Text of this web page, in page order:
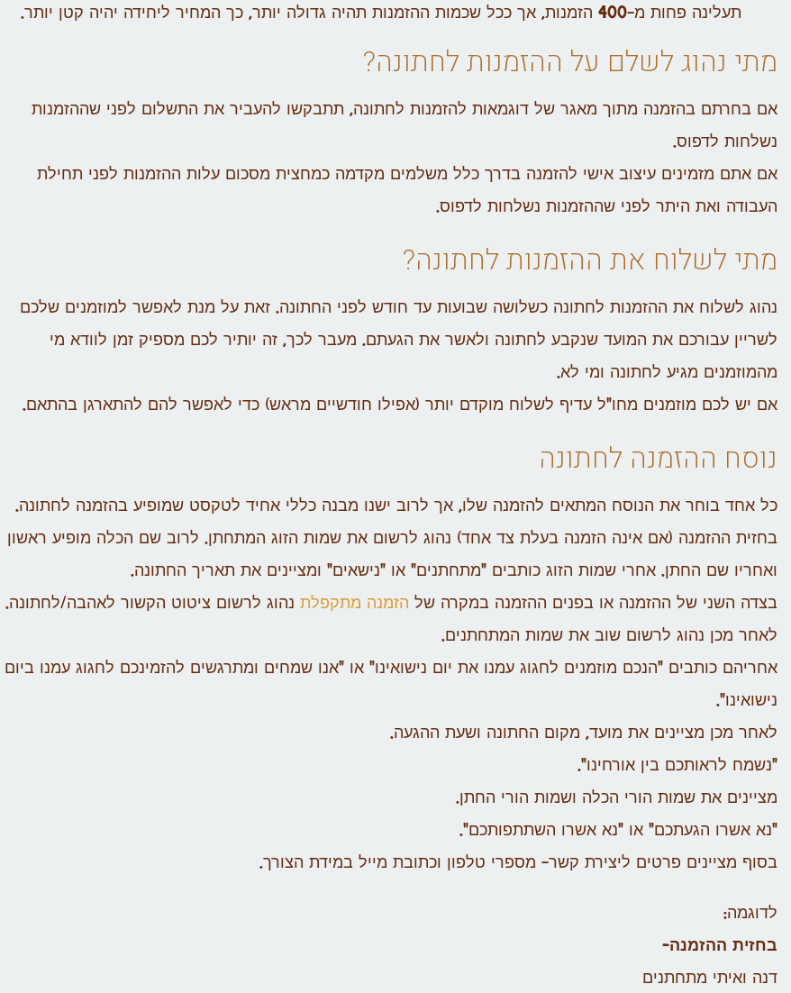
תעלינה פחות מ-400 הזמנות, אך ככל שכמות ההזמנות תהיה גדולה יותר, כך המחיר ליחידה יהיה קטן יותר.
מתי נהוג לשלם על ההזמנות לחתונה?
אם בחרתם בהזמנה מתוך מאגר של דוגמאות להזמנות לחתונה, תתבקשו להעביר את התשלום לפני שההזמנות
נשלחות לדפוס.
אם אתם מזמינים עיצוב אישי להזמנה בדרך כלל משלמים מקדמה כמחצית מסכום עלות ההזמנות לפני תחילת
העבודה ואת היתר לפני שההזמנות נשלחות לדפוס.
מתי לשלוח את ההזמנות לחתונה?
נהוג לשלוח את ההזמנות לחתונה כשלושה שבועות עד חודש לפני החתונה. זאת על מנת לאפשר למוזמנים שלכם
לשריין עבורכם את המועד שנקבע לחתונה ולאשר את הגעתם. מעבר לכך, זה יותיר לכם מספיק זמן לוודא מי
מהמוזמנים מגיע לחתונה ומי לא.
אם יש לכם מוזמנים מחו"ל עדיף לשלוח מוקדם יותר (אפילו חודשיים מראש) כדי לאפשר להם להתארגן בהתאם.
נוסח ההזמנה לחתונה
כל אחד בוחר את הנוסח המתאים להזמנה שלו, אך לרוב ישנו מבנה כללי אחיד לטקסט שמופיע בהזמנה לחתונה.
בחזית ההזמנה (אם אינה הזמנה בעלת צד אחד) נהוג לרשום את שמות הזוג המתחתן. לרוב שם הכלה מופיע ראשון
ואחריו שם החתן. אחרי שמות הזוג כותבים "מתחתנים" או "נישאים" ומציינים את תאריך החתונה.
בצדה השני של ההזמנה או בפנים ההזמנה במקרה של הזמנה מתקפלת נהוג לרשום ציטוט הקשור לאהבה/לחתונה.
לאחר מכן נהוג לרשום שוב את שמות המתחתנים.
אחריהם כותבים "הנכם מוזמנים לחגוג עמנו את יום נישואינו" או "אנו שמחים ומתרגשים להזמינכם לחגוג עמנו ביום
נישואינו".
לאחר מכן מציינים את מועד, מקום החתונה ושעת ההגעה.
"נשמח לראותכם בין אורחינו".
מציינים את שמות הורי הכלה ושמות הורי החתן.
"נא אשרו הגעתכם" או "נא אשרו השתתפותכם".
בסוף מציינים פרטים ליצירת קשר- מספרי טלפון וכתובת מייל במידת הצורך.
לדוגמה:
בחזית ההזמנה-
דנה ואיתי מתחתנים